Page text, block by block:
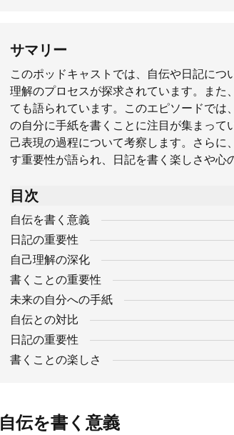
サマリー
このポッドキャストでは、自伝や日記に
理解のプロセスが探求されています。また
ても語られています。このエピソードで
の自分に手紙を書くことに注目が集まって
己表現の過程について考察します。さら
す重要性が語られ、日記を書く楽しさや心
目次
自伝を書く意義
日記の重要性
自己理解の深化
書くことの重要性
未来の自分への手紙
自伝との対比
日記の重要性
書くことの楽しさ
自伝を書く意義